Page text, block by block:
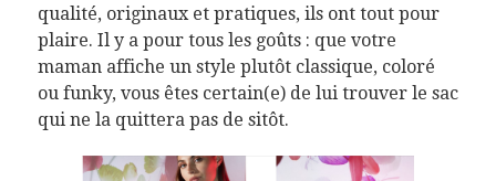
qualité, originaux et pratiques, ils ont tout pour
plaire. Il y a pour tous les goûts : que votre
maman affiche un style plutôt classique, coloré
ou funky, vous êtes certain(e) de lui trouver le sac
qui ne la quittera pas de sitôt.